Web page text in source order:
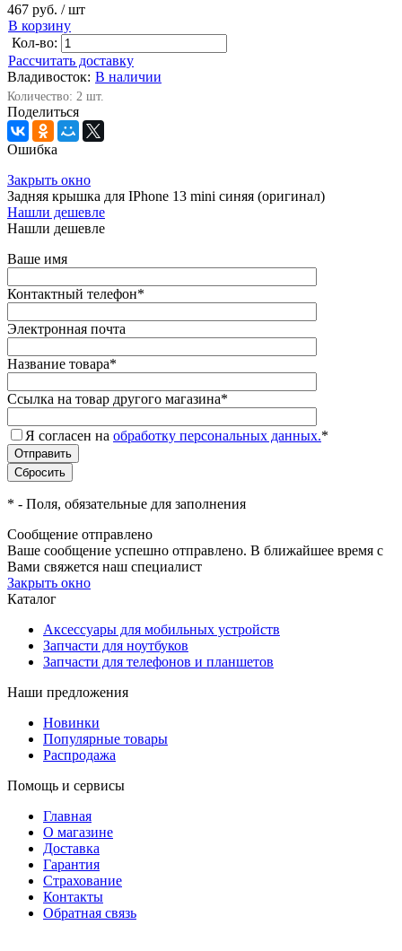
467 руб. / шт
В корзину
Кол-во:
Рассчитать доставку
Владивосток: В наличии
Количество: 2 шт.
Поделиться
Ошибка
Закрыть окно
Задняя крышка для IPhone 13 mini синяя (оригинал)
Нашли дешевле
Нашли дешевле
Ваше имя
Контактный телефон*
Электронная почта
Название товара*
Ссылка на товар другого магазина*
Я согласен на обработку персональных данных.*
* - Поля, обязательные для заполнения
Сообщение отправлено
Ваше сообщение успешно отправлено. В ближайшее время с
Вами свяжется наш специалист
Закрыть окно
Каталог
Аксессуары для мобильных устройств
Запчасти для ноутбуков
Запчасти для телефонов и планшетов
Наши предложения
Новинки
Популярные товары
Распродажа
Помощь и сервисы
Главная
О магазине
Доставка
Гарантия
Страхование
Контакты
Обратная связь